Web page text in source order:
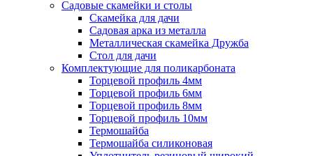
Садовые скамейки и столы
Скамейка для дачи
Садовая арка из металла
Металлическая скамейка Дружба
Стол для дачи
Комплектующие для поликарбоната
Торцевой профиль 4мм
Торцевой профиль 6мм
Торцевой профиль 8мм
Торцевой профиль 10мм
Термошайба
Термошайба силиконовая